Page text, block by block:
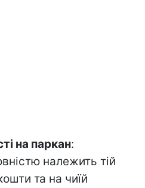
на паркан:
належить тій
та на чиїй